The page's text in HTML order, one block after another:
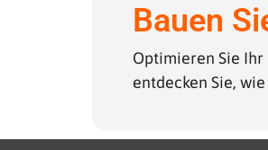
Bauen
Optimieren Sie
entdecken Sie,